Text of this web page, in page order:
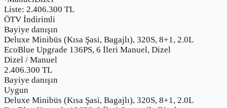
Liste: 2.406.300 TL
ÖTV İndirimli
Bayiye danışın
Deluxe Minibüs (Kısa Şasi, Bagajlı), 320S, 8+1, 2.0L
EcoBlue Upgrade 136PS, 6 İleri Manuel, Dizel
Dizel / Manuel
2.406.300 TL
Bayiye danışın
Uygun
Deluxe Minibüs (Kısa Şasi, Bagajlı), 320S, 8+1, 2.0L